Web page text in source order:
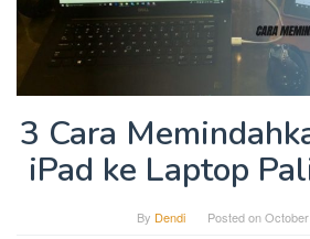
3 Cara
iPad ke Laptop
By Dendi Posted on